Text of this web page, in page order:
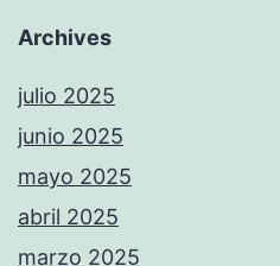
Archives
julio 2025
junio 2025
mayo 2025
abril 2025
marzo 2025